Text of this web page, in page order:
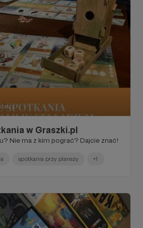
w Graszki.pl
Nie ma z kim pograć? Dajcie znać!
spotkania przy planszy +1